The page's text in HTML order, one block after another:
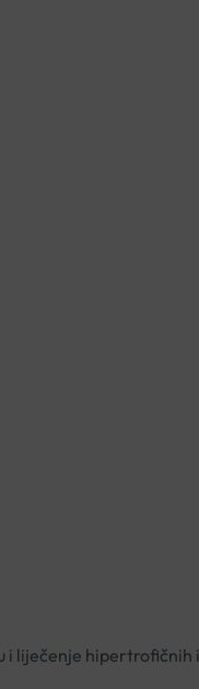
i liječenje hipertrofičnih